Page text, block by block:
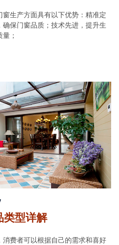
生产方面具有以下优势：精准定
保门窗品质；技术先进，提升生
；
类型详解
费者可以根据自己的需求和喜好